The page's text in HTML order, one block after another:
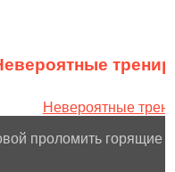
проломить горящие